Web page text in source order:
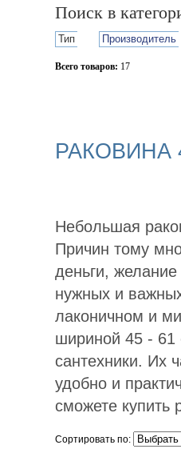
Поиск в
Тип Производитель
Всего товаров: 17
РАКОВИНА
Небольшая
Причин тому
деньги,
нужных и
лаконичном и
шириной 45 -
сантехники. Их
удобно и
сможете купить
Сортировать по: